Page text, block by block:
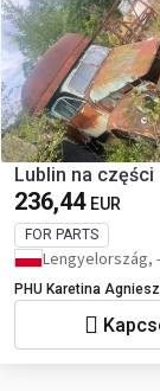
Lublin na części
236,44 EUR
FOR PARTS
Lengyelország, -
PHU Karetina